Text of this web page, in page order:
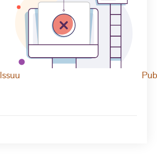
Issuu